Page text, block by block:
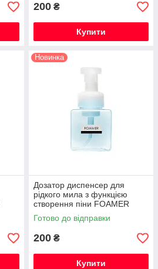
200 ₴
Купити
Новинка
Дозатор диспенсер для
рідкого мила з функцією
створення піни FOAMER
250мл блакитний
Готово до відправки
200 ₴
Купити